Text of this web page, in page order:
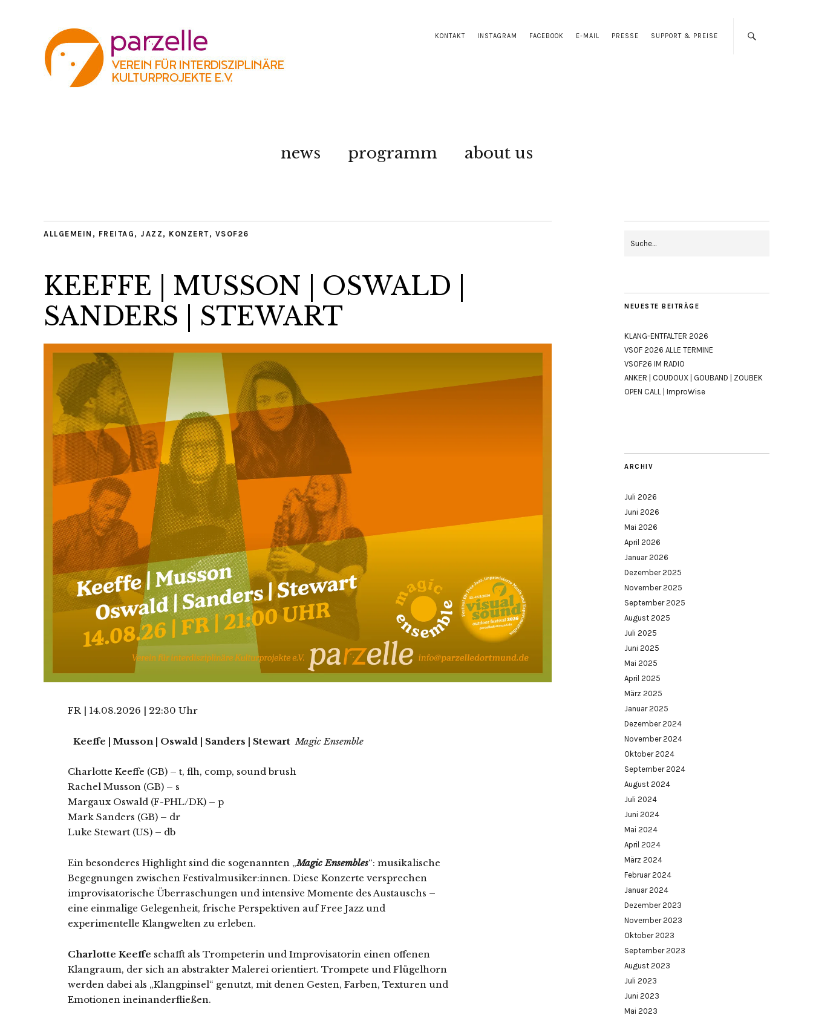
KONTAKT INSTAGRAM FACEBOOK E-MAIL PRESSE SUPPORT & PREISE
news programm about us
ALLGEMEIN , FREITAG , JAZZ , KONZERT, VSOF26
KEEFFE | MUSSON | OSWALD |
SANDERS | STEWART
FR | 14.08.2026 | 22:30 Uhr
Keeffe | Musson | Oswald | Sanders | Stewart Magic Ensemble
Charlotte Keeffe (GB) – t, flh, comp, sound brush
Rachel Musson (GB) – s
Margaux Oswald (F-PHL/DK) – p
Mark Sanders (GB) – dr
Luke Stewart (US) – db
Ein besonderes Highlight sind die sogenannten „Magic Ensembles“: musikalische
Begegnungen zwischen Festivalmusiker:innen. Diese Konzerte versprechen
improvisatorische Überraschungen und intensive Momente des Austauschs –
eine einmalige Gelegenheit, frische Perspektiven auf Free Jazz und
experimentelle Klangwelten zu erleben.
Charlotte Keeffe schafft als Trompeterin und Improvisatorin einen offenen
Klangraum, der sich an abstrakter Malerei orientiert. Trompete und Flügelhorn
werden dabei als „Klangpinsel“ genutzt, mit denen Gesten, Farben, Texturen und
Emotionen ineinanderfließen.
NEUESTE BEITRÄGE
KLANG-ENTFALTER 2026
VSOF 2026 ALLE TERMINE
VSOF26 IM RADIO
ANKER | COUDOUX | GOUBAND | ZOUBEK
OPEN CALL | ImproWise
ARCHIV
Juli 2026
Juni 2026
Mai 2026
April 2026
Januar 2026
Dezember 2025
November 2025
September 2025
August 2025
Juli 2025
Juni 2025
Mai 2025
April 2025
März 2025
Januar 2025
Dezember 2024
November 2024
Oktober 2024
September 2024
August 2024
Juli 2024
Juni 2024
Mai 2024
April 2024
März 2024
Februar 2024
Januar 2024
Dezember 2023
November 2023
Oktober 2023
September 2023
August 2023
Juli 2023
Juni 2023
Mai 2023